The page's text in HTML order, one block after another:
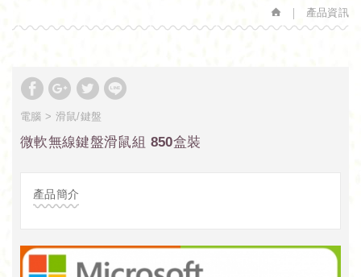
產品資訊
電腦 滑鼠/鍵盤
微軟無線鍵盤滑鼠組 850盒裝
產品簡介